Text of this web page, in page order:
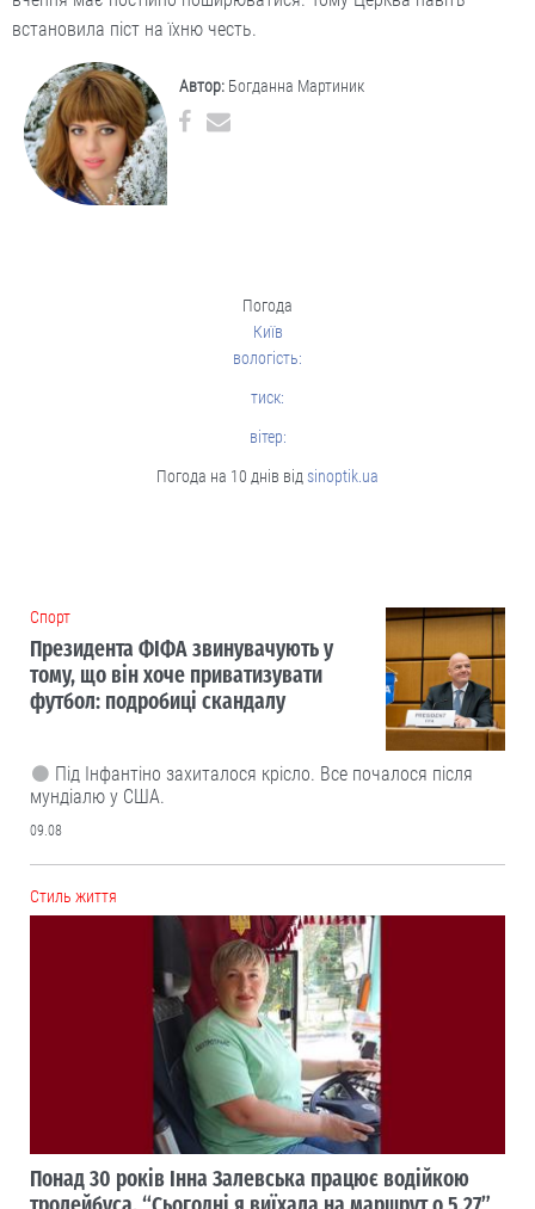
встановила піст на їхню честь.
Автор: Богданна Мартиник
Погода
Київ
вологість:
тиск:
вітер:
Погода на 10 днів від sinoptik.ua
Cпорт
Президента ФІФА звинувачують у
тому, що він хоче приватизувати
футбол: подробиці скандалу
Під Інфантіно захиталося крісло. Все почалося після
мундіалю у США.
09.08
Cтиль життя
Понад 30 років Інна Залевська працює водійкою